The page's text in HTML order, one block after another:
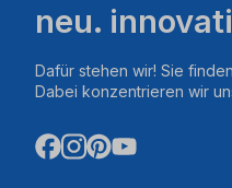
neu.
Dafür stehen wir! Sie
Dabei konzentrieren wir